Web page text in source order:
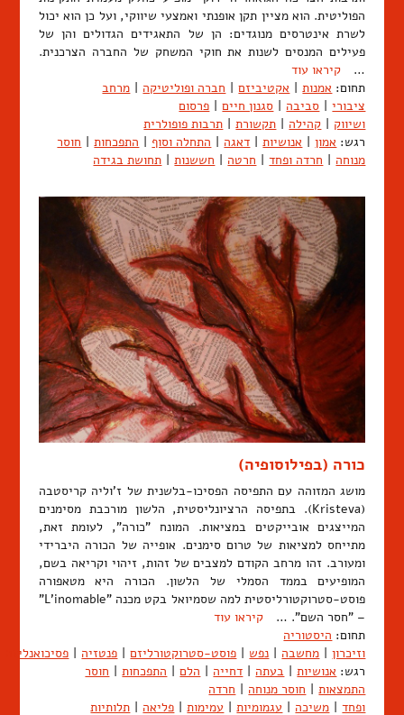
הפוליטית. הוא מציין תקן אופנתי ואמצעי שיווקי, ועל כן הוא יכול
לשרת אינטרסים מנוגדים: הן של התאגידים הגדולים והן של
פעילים המנסים לשנות את חוקי המשחק של החברה הצרכנית.
… קיראו עוד
תחום: אמנות אקטיביזם חברה ופוליטיקה
מרחב
ציבורי
סביבה סגנון חיים
פרסום
ושיווק
קהילה תקשורת
תרבות פופולרית
רגש: אמון אנושיות דאגה התחלה וסוף התפכחות
חוסר
מנוחה
חרדה ופחד חרטה חששנות תחושת בגידה
כורה (בפילוסופיה)
מושג המזוהה עם התפיסה הפסיכו-בלשנית של ז'וליה קריסטבה
(Kristeva). בתפיסה הרציונליסטית, הלשון מורכבת מסימנים
המייצגים אובייקטים במציאות. המונח "כורה", לעומת זאת,
מתייחס למציאות של טרום סימנים. אופייה של הכורה היברידי
ומעורב. זהו מרחב הקודם למצבים של זהות, זיהוי וקריאה בשם,
המופיעים בממד הסמלי של הלשון. הכורה היא מטאפורה
פוסט-סטרוקטורליסטית למה שסמיואל בקט מכנה "L'inomable"
– "חסר השם". … קיראו עוד
תחום: היסטוריה
וזיכרון | מחשבה | נפש | פוסט-סטרוקטורליזם | פנטזיה | פסיכואנליזה
רגש: אנושיות | בעתה | דחייה | הלם | התפכחות | חוסר
התמצאות | חוסר מנוחה | חרדה
ופחד | משיכה | עגמומיות | עמימות | פליאה | תלותיות